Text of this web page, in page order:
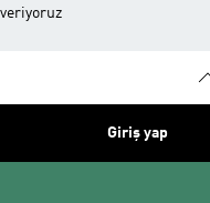
veriyoruz
Giriş yap